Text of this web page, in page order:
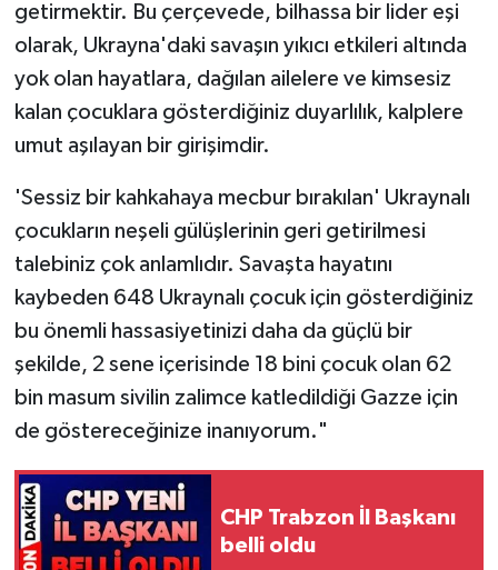
getirmektir. Bu çerçevede, bilhassa bir lider eşi
olarak, Ukrayna'daki savaşın yıkıcı etkileri altında
yok olan hayatlara, dağılan ailelere ve kimsesiz
kalan çocuklara gösterdiğiniz duyarlılık, kalplere
umut aşılayan bir girişimdir.
'Sessiz bir kahkahaya mecbur bırakılan' Ukraynalı
çocukların neşeli gülüşlerinin geri getirilmesi
talebiniz çok anlamlıdır. Savaşta hayatını
kaybeden 648 Ukraynalı çocuk için gösterdiğiniz
bu önemli hassasiyetinizi daha da güçlü bir
şekilde, 2 sene içerisinde 18 bini çocuk olan 62
bin masum sivilin zalimce katledildiği Gazze için
de göstereceğinize inanıyorum."
CHP Trabzon İl Başkanı
belli oldu